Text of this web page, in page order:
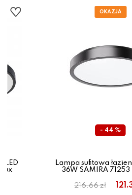
LED
- 44 %
Lampa sufitowa
36W SAMIRA 71253
216.66 zł